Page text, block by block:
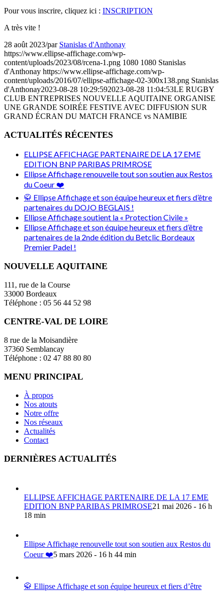
Pour vous inscrire, cliquez ici : INSCRIPTION
A très vite !
28 août 2023/par Stanislas d'Anthonay
https://www.ellipse-affichage.com/wp-
content/uploads/2023/08/rcena-1.png 1080 1080 Stanislas
d'Anthonay https://www.ellipse-affichage.com/wp-
content/uploads/2016/07/ellipse-affichage-02-300x138.png Stanislas
d'Anthonay2023-08-28 10:29:592023-08-28 11:04:53LE RUGBY
CLUB ENTREPRISES NOUVELLE AQUITAINE ORGANISE
UNE GRANDE SOIRÉE FESTIVE AVEC DIFFUSION SUR
GRAND ÉCRAN DU MATCH FRANCE vs NAMIBIE
ACTUALITÉS RÉCENTES
ELLIPSE AFFICHAGE PARTENAIRE DE LA 17 EME
EDITION BNP PARIBAS PRIMROSE
Ellipse Affichage renouvelle tout son soutien aux Restos
du Coeur ❤️
🥋 Ellipse Affichage et son équipe heureux et fiers d’être
partenaires du DOJO BEGLAIS !
Ellipse Affichage soutient la « Protection Civile »
Ellipse Affichage et son équipe heureux et fiers d’être
partenaires de la 2nde édition du Betclic Bordeaux
Premier Padel !
NOUVELLE AQUITAINE
111, rue de la Course
33000 Bordeaux
Téléphone : 05 56 44 52 98
CENTRE-VAL DE LOIRE
8 rue de la Moisandière
37360 Semblancay
Téléphone : 02 47 88 80 80
MENU PRINCIPAL
À propos
Nos atouts
Notre offre
Nos réseaux
Actualités
Contact
DERNIÈRES ACTUALITÉS
ELLIPSE AFFICHAGE PARTENAIRE DE LA 17 EME
EDITION BNP PARIBAS PRIMROSE21 mai 2026 - 16 h
18 min
Ellipse Affichage renouvelle tout son soutien aux Restos du
Coeur ❤️5 mars 2026 - 16 h 44 min
🥋 Ellipse Affichage et son équipe heureux et fiers d’être